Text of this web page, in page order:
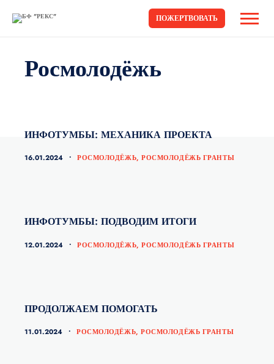
ПОЖЕРТВОВАТЬ
Росмолодёжь
ИНФОТУМБЫ: МЕХАНИКА ПРОЕКТА
16.01.2024 КАТЕГОРИИ
РОСМОЛОДЁЖЬ,РОСМОЛОДЁЖЬ ГРАНТЫ
ИНФОТУМБЫ: ПОДВОДИМ ИТОГИ
12.01.2024 КАТЕГОРИИ
РОСМОЛОДЁЖЬ,РОСМОЛОДЁЖЬ ГРАНТЫ
ПРОДОЛЖАЕМ ПОМОГАТЬ
11.01.2024 КАТЕГОРИИ
РОСМОЛОДЁЖЬ,РОСМОЛОДЁЖЬ ГРАНТЫ